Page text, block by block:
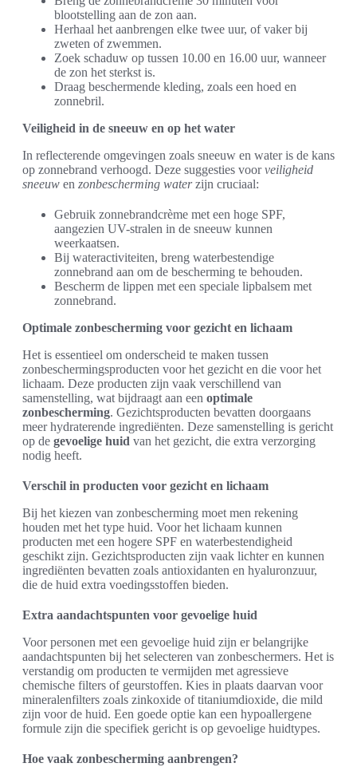
blootstelling aan de zon aan.
Herhaal het aanbrengen elke twee uur, of vaker bij
zweten of zwemmen.
Zoek schaduw op tussen 10.00 en 16.00 uur, wanneer
de zon het sterkst is.
Draag beschermende kleding, zoals een hoed en
zonnebril.
Veiligheid in de sneeuw en op het water
In reflecterende omgevingen zoals sneeuw en water is de kans
op zonnebrand verhoogd. Deze suggesties voorveiligheid
sneeuw en zonbescherming waterzijn cruciaal:
Gebruik zonnebrandcrème met een hoge SPF,
aangezien UV-stralen in de sneeuw kunnen
weerkaatsen.
Bij wateractiviteiten, breng waterbestendige
zonnebrand aan om de bescherming te behouden.
Bescherm de lippen met een speciale lipbalsem met
zonnebrand.
Optimale zonbescherming voor gezicht en lichaam
Het is essentieel om onderscheid te maken tussen
zonbeschermingsproducten voor het gezicht en die voor het
lichaam. Deze producten zijn vaak verschillend van
samenstelling, wat bijdraagt aan een optimale
zonbescherming. Gezichtsproducten bevatten doorgaans
meer hydraterende ingrediënten. Deze samenstelling is gericht
op de gevoelige huid van het gezicht, die extra verzorging
nodig heeft.
Verschil in producten voor gezicht en lichaam
Bij het kiezen van zonbescherming moet men rekening
houden met het type huid. Voor het lichaam kunnen
producten met een hogere SPF en waterbestendigheid
geschikt zijn. Gezichtsproducten zijn vaak lichter en kunnen
ingrediënten bevatten zoals antioxidanten en hyaluronzuur,
die de huid extra voedingsstoffen bieden.
Extra aandachtspunten voor gevoelige huid
Voor personen met een gevoelige huid zijn er belangrijke
aandachtspunten bij het selecteren van zonbeschermers. Het is
verstandig om producten te vermijden met agressieve
chemische filters of geurstoffen. Kies in plaats daarvan voor
mineralenfilters zoals zinkoxide of titaniumdioxide, die mild
zijn voor de huid. Een goede optie kan een hypoallergene
formule zijn die specifiek gericht is op gevoelige huidtypes.
Hoe vaak zonbescherming aanbrengen?